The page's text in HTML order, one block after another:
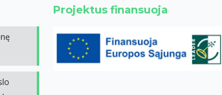
Projektus finansuoja